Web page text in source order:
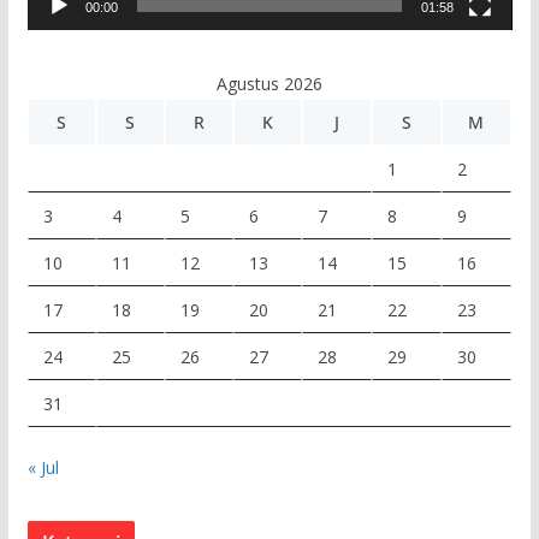
00:00 01:58
Agustus 2026
S
S R K J S M
1 2
3 4 5 6 7 8 9
10 11 12 13 14 15 16
17 18 19 20 21 22 23
24 25 26 27 28 29 30
31
« Jul